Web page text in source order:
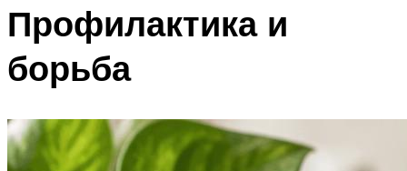
Профилактика и
борьба